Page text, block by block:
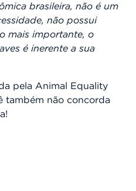
brasileira, não é um
não possui
mais importante, o
é inerente a sua
pela Animal Equality
também não concorda